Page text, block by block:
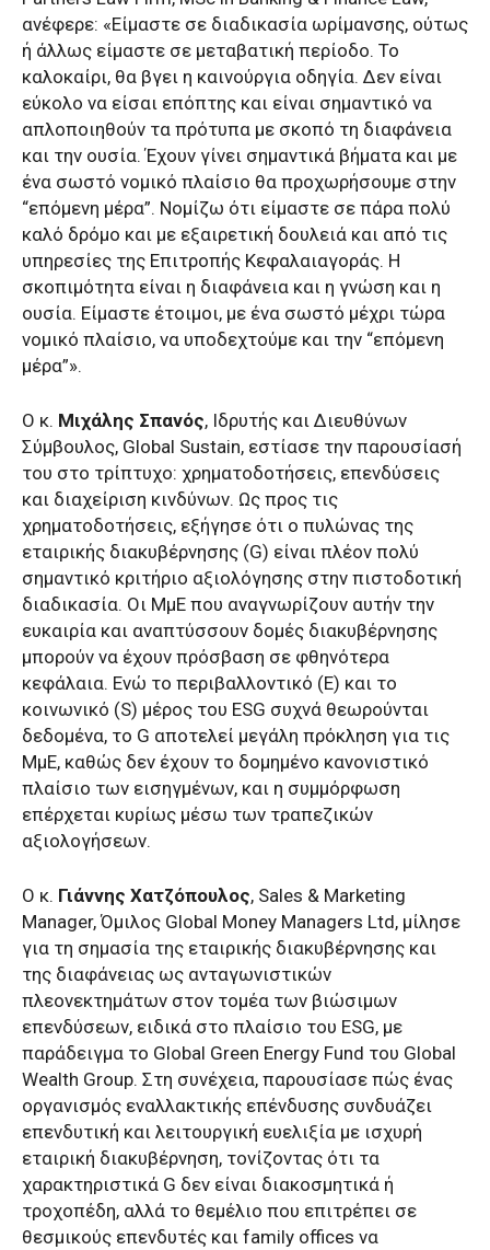
ανέφερε: «Είμαστε σε διαδικασία ωρίμανσης, ούτως
ή άλλως είμαστε σε μεταβατική περίοδο. Το
καλοκαίρι, θα βγει η καινούργια οδηγία. Δεν είναι
εύκολο να είσαι επόπτης και είναι σημαντικό να
απλοποιηθούν τα πρότυπα με σκοπό τη διαφάνεια
και την ουσία. Έχουν γίνει σημαντικά βήματα και με
ένα σωστό νομικό πλαίσιο θα προχωρήσουμε στην
“επόμενη μέρα”. Νομίζω ότι είμαστε σε πάρα πολύ
καλό δρόμο και με εξαιρετική δουλειά και από τις
υπηρεσίες της Επιτροπής Κεφαλαιαγοράς. Η
σκοπιμότητα είναι η διαφάνεια και η γνώση και η
ουσία. Είμαστε έτοιμοι, με ένα σωστό μέχρι τώρα
νομικό πλαίσιο, να υποδεχτούμε και την “επόμενη
μέρα”».
Ο κ. Μιχάλης Σπανός, Ιδρυτής και Διευθύνων
Σύμβουλος, Global Sustain, εστίασε την παρουσίασή
του στο τρίπτυχο: χρηματοδοτήσεις, επενδύσεις
και διαχείριση κινδύνων. Ως προς τις
χρηματοδοτήσεις, εξήγησε ότι ο πυλώνας της
εταιρικής διακυβέρνησης (G) είναι πλέον πολύ
σημαντικό κριτήριο αξιολόγησης στην πιστοδοτική
διαδικασία. Οι ΜμΕ που αναγνωρίζουν αυτήν την
ευκαιρία και αναπτύσσουν δομές διακυβέρνησης
μπορούν να έχουν πρόσβαση σε φθηνότερα
κεφάλαια. Ενώ το περιβαλλοντικό (E) και το
κοινωνικό (S) μέρος του ESG συχνά θεωρούνται
δεδομένα, το G αποτελεί μεγάλη πρόκληση για τις
ΜμΕ, καθώς δεν έχουν το δομημένο κανονιστικό
πλαίσιο των εισηγμένων, και η συμμόρφωση
επέρχεται κυρίως μέσω των τραπεζικών
αξιολογήσεων.
Ο κ. Γιάννης Χατζόπουλος, Sales & Marketing
Manager, Όμιλος Global Money Managers Ltd, μίλησε
για τη σημασία της εταιρικής διακυβέρνησης και
της διαφάνειας ως ανταγωνιστικών
πλεονεκτημάτων στον τομέα των βιώσιμων
επενδύσεων, ειδικά στο πλαίσιο του ESG, με
παράδειγμα το Global Green Energy Fund του Global
Wealth Group. Στη συνέχεια, παρουσίασε πώς ένας
οργανισμός εναλλακτικής επένδυσης συνδυάζει
επενδυτική και λειτουργική ευελιξία με ισχυρή
εταιρική διακυβέρνηση, τονίζοντας ότι τα
χαρακτηριστικά G δεν είναι διακοσμητικά ή
τροχοπέδη, αλλά το θεμέλιο που επιτρέπει σε
θεσμικούς επενδυτές και family offices να